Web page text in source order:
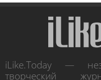
iLike.Today —
творческий